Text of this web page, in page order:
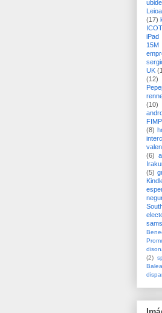
Leioa
(17)
iPad
15M
UK
(12)
(10)
FIMP
(8)
(6)
(5)
(2)